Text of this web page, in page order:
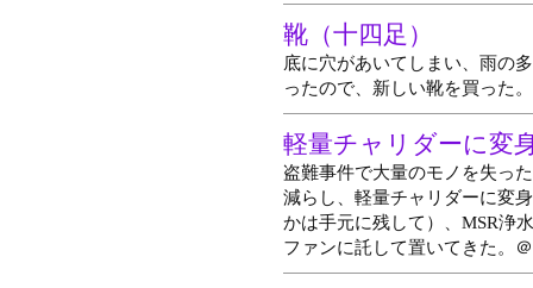
靴（十四足）
底に穴があいてしまい、雨の
ったので、新しい靴を買った
軽量チャリダーに変
盗難事件で大量のモノを失っ
減らし、軽量チャリダーに変
かは手元に残して）、MSR浄
ファンに託して置いてきた。